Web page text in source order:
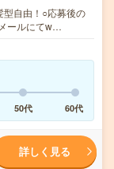
型自由！○応募後の
ールにてw…
50代 60代
詳しく見る